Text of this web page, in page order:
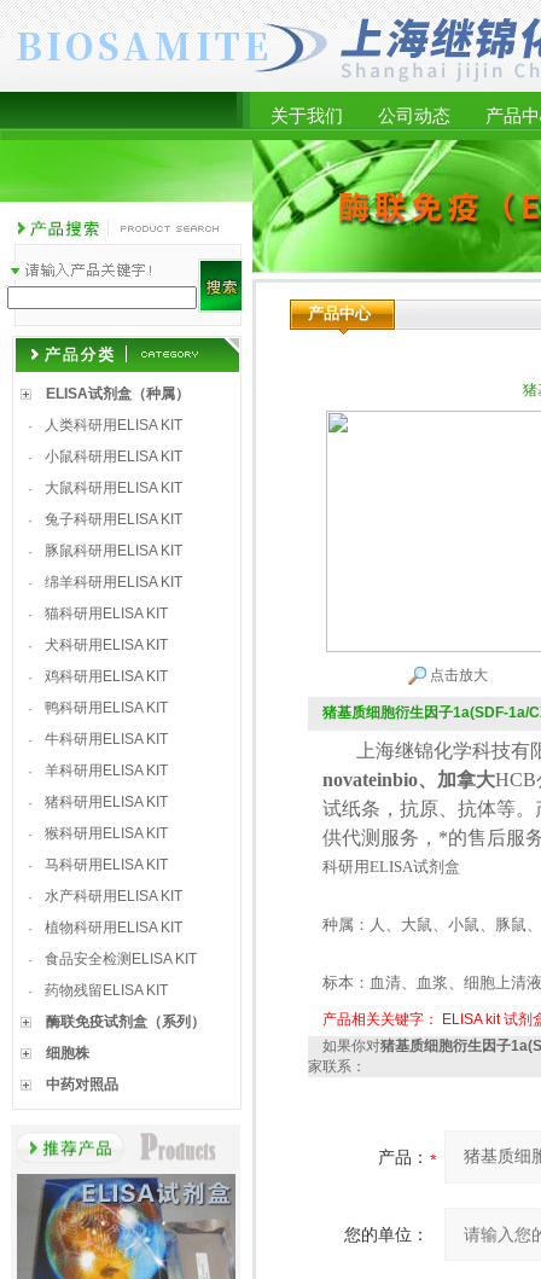
关于我们 公司动态 产品
ELISA试剂盒（种属）
·
人类科研用ELISA KIT
·
小鼠科研用ELISA KIT
·
大鼠科研用ELISA KIT
·
兔子科研用ELISA KIT
·
豚鼠科研用ELISA KIT
·
绵羊科研用ELISA KIT
·
猫科研用ELISA KIT
·
犬科研用ELISA KIT
·
鸡科研用ELISA KIT
·
鸭科研用ELISA KIT
·
牛科研用ELISA KIT
·
羊科研用ELISA KIT
·
猪科研用ELISA KIT
·
猴科研用ELISA KIT
·
马科研用ELISA KIT
·
水产科研用ELISA KIT
·
植物科研用ELISA KIT
·
食品安全检测ELISA KIT
·
药物残留ELISA KIT
酶联免疫试剂盒（系列）
细胞株
中药对照品
产品中心
猪
点击放大
猪基质细胞衍生因子1a(SDF-1a/
上海继锦化学科技有
novateinbio、加拿大HCB
试纸条，抗原、抗体等
供代测服务，*的售后服
科研用ELISA试剂盒
种属：人、大鼠、小鼠、豚鼠
标本：血清、血浆、细胞上清
产品相关关键字： ELISA kit 试剂
如果你对猪基质细胞衍生因子
家联系：
产品：
您的单位：